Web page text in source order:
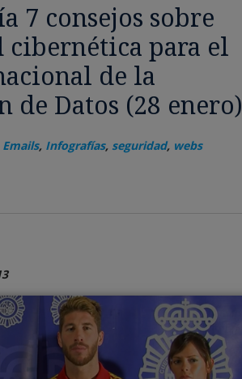
7 consejos sobre
cibernética para el
de la
de Datos (28 enero)
Emails, Infografías, seguridad, webs